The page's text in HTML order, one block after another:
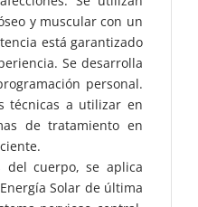
y muscular con un
está garantizado
Se desarrolla
personal.
técnicas a utilizar en
de tratamiento en
del cuerpo, se aplica
Solar de última